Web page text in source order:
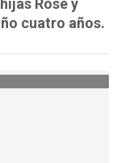
Rose y
cuatro años.